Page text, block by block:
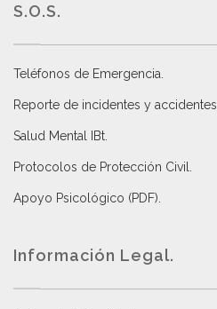
S.O.S.
Teléfonos de Emergencia.
Reporte de incidentes y accidentes
Salud Mental IBt
Protocolos de Protección Civil
Apoyo Psicológico (PDF)
Información Legal.